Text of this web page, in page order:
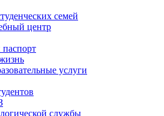
семей
центр
услуги
службы